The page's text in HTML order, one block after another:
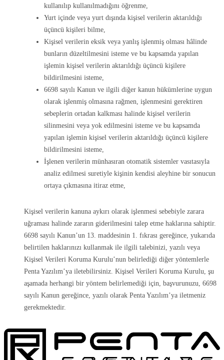
kullanılıp kullanılmadığını öğrenme,
Yurt içinde veya yurt dışında kişisel verilerin aktarıldığı
üçüncü kişileri bilme,
Kişisel verilerin eksik veya yanlış işlenmiş olması hâlinde
bunların düzeltilmesini isteme ve bu kapsamda yapılan
işlemin kişisel verilerin aktarıldığı üçüncü kişilere
bildirilmesini isteme,
6698 sayılı Kanun ve ilgili diğer kanun hükümlerine uygun
olarak işlenmiş olmasına rağmen, işlenmesini gerektiren
sebeplerin ortadan kalkması halinde kişisel verilerin
silinmesini veya yok edilmesini isteme ve bu kapsamda
yapılan işlemin kişisel verilerin aktarıldığı üçüncü kişilere
bildirilmesini isteme,
İşlenen verilerin münhasıran otomatik sistemler vasıtasıyla
analiz edilmesi suretiyle kişinin kendisi aleyhine bir sonucun
ortaya çıkmasına itiraz etme,
Kişisel verilerin kanuna aykırı olarak işlenmesi sebebiyle zarara
uğraması halinde zararın giderilmesini talep etme haklarına sahiptir.
6698 sayılı Kanun’un 13. maddesinin 1. fıkrası gereğince, yukarıda
belirtilen haklarınızı kullanmak ile ilgili talebinizi, yazılı veya
Kişisel Verileri Koruma Kurulu’nun belirlediği diğer yöntemlerle
Penta Yazılım’ya iletebilirsiniz. Kişisel Verileri Koruma Kurulu, şu
aşamada herhangi bir yöntem belirlemediği için, başvurunuzu, 6698
sayılı Kanun gereğince, yazılı olarak Penta Yazılım’ya iletmeniz
gerekmektedir.